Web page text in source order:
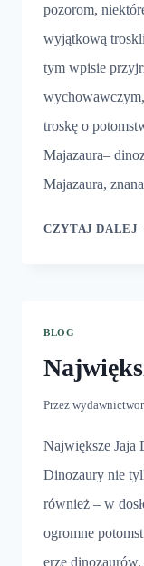
pozorom,
wyjątkową
tym wpisie
troskę o
Majazaura–
Majazaura,
CZYTAJ DALEJ
BLOG
Przez
Największe Jaja
Dinozaury nie
również – w
ogromne
erze